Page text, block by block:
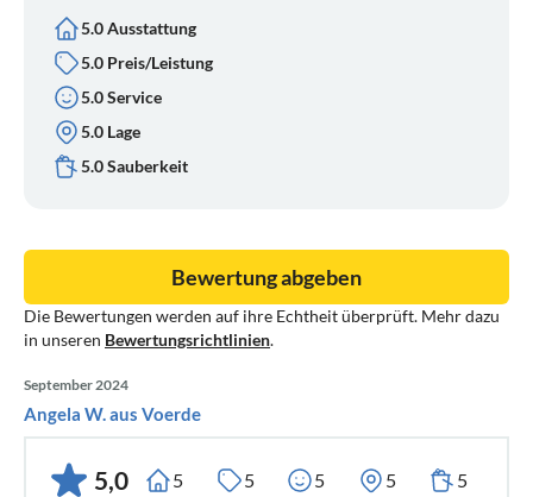
5.0 Ausstattung
5.0 Preis/Leistung
5.0 Service
5.0 Lage
5.0 Sauberkeit
Die Bewertungen werden auf ihre Echtheit überprüft. Mehr dazu
in unseren Bewertungsrichtlinien.
Bewertung abgeben
September 2024
Angela W. aus Voerde
5,0 5 5 5 5 5